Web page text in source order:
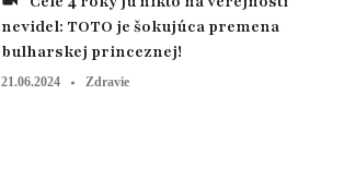
nevidel: TOTO je šokujúca premena
bulharskej princeznej!
21.06.2024 Zdravie